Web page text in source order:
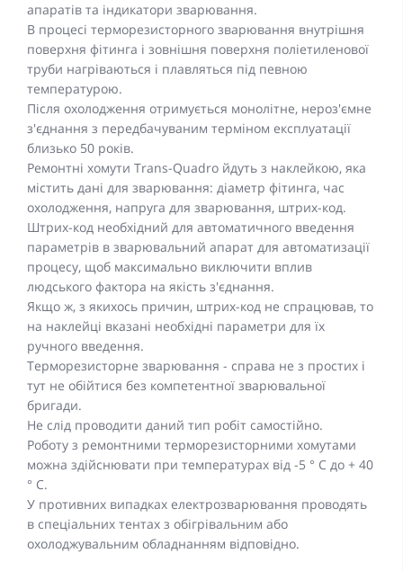
апаратів та індикатори зварювання.
В процесі терморезисторного зварювання внутрішня
поверхня фітинга і зовнішня поверхня поліетиленової
труби нагріваються і плавляться під певною
температурою.
Після охолодження отримується монолітне, нероз'ємне
з'єднання з передбачуваним терміном експлуатації
близько 50 років.
Ремонтні хомути Trans-Quadro йдуть з наклейкою, яка
містить дані для зварювання: діаметр фітинга, час
охолодження, напруга для зварювання, штрих-код.
Штрих-код необхідний для автоматичного введення
параметрів в зварювальний апарат для автоматизації
процесу, щоб максимально виключити вплив
людського фактора на якість з'єднання.
Якщо ж, з якихось причин, штрих-код не спрацював, то
на наклейці вказані необхідні параметри для їх
ручного введення.
Терморезисторне зварювання - справа не з простих і
тут не обійтися без компетентної зварювальної
бригади.
Не слід проводити даний тип робіт самостійно.
Роботу з ремонтними терморезисторними хомутами
можна здійснювати при температурах від -5 ° C до + 40
° C.
У противних випадках електрозварювання проводять
в спеціальних тентах з обігрівальним або
охолоджувальним обладнанням відповідно.